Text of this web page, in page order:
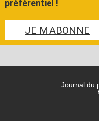
préférentiel !
JE M'ABONNE
Journal du